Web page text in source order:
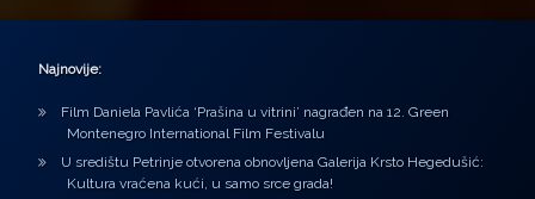
Najnovije:
Film Daniela Pavlića ‘Prašina u vitrini’ nagrađen na 12. Green
Montenegro International Film Festivalu
U središtu Petrinje otvorena obnovljena Galerija Krsto Hegedušić:
Kultura vraćena kući, u samo srce grada!